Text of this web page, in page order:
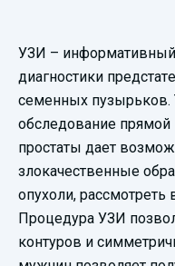
УЗИ –
диагностики
семенных пузырьков.
обследование
простаты дает
злокачественные
опухоли, рассмотреть
Процедура УЗИ
контуров и